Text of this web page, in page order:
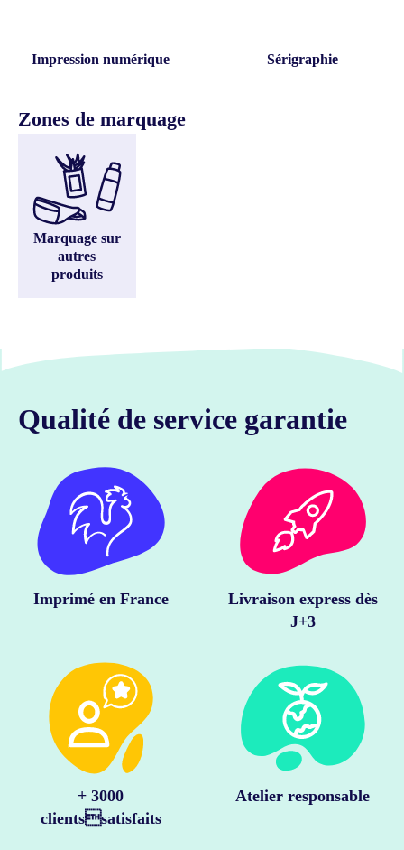
Impression numérique Sérigraphie
Zones de marquage
Marquage sur
autres
produits
Qualité de service garantie
Imprimé en France
Livraison express dès
J+3
+ 3000
clientssatisfaits
Atelier responsable